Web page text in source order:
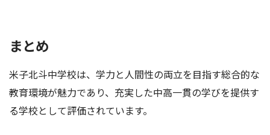
まとめ
米子北斗中学校は、学力と人間性の両立を目指す総合的な
教育環境が魅力であり、充実した中高一貫の学びを提供す
る学校として評価されています。